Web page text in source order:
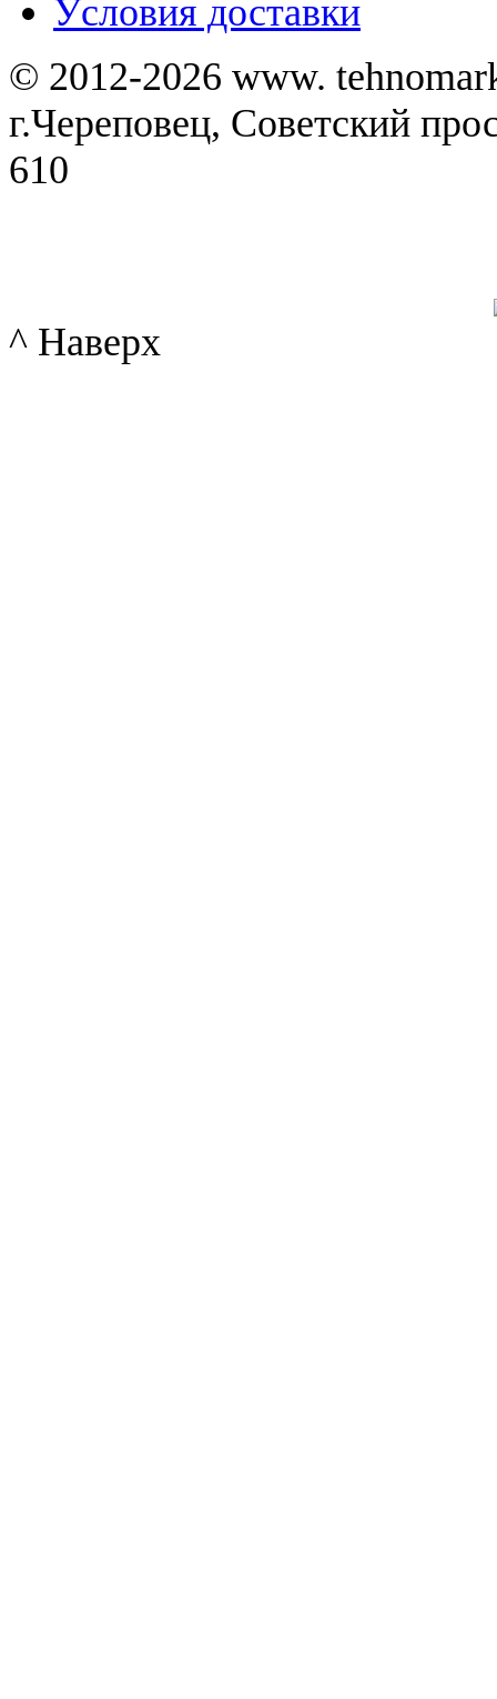
Уcловия доставки
© 2012-2026 www.
г.Череповец, Советский
610
^ Наверх